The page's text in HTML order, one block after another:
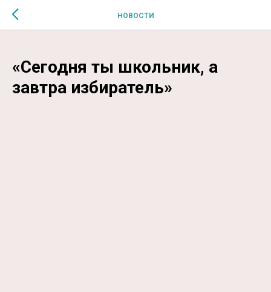
$MESSAGE$
НОВОСТИ
«Сегодня ты школьник, а
завтра избиратель»